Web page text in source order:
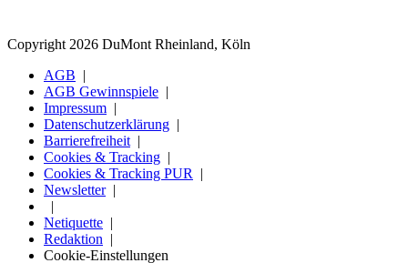
Copyright 2026 DuMont Rheinland, Köln
AGB
AGB Gewinnspiele
Impressum
Datenschutzerklärung
Barrierefreiheit
Cookies & Tracking
Cookies & Tracking PUR
Newsletter
Netiquette
Redaktion
Cookie-Einstellungen